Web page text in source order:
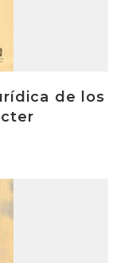
de los